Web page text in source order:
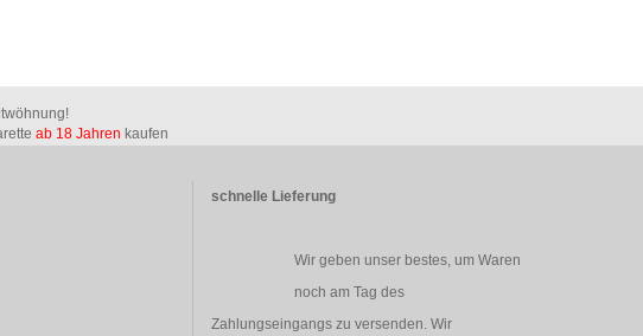
ab 18 Jahren kaufen
schnelle Lieferung
Wir geben unser bestes, um Waren
noch am Tag des
Zahlungseingangs zu versenden. Wir